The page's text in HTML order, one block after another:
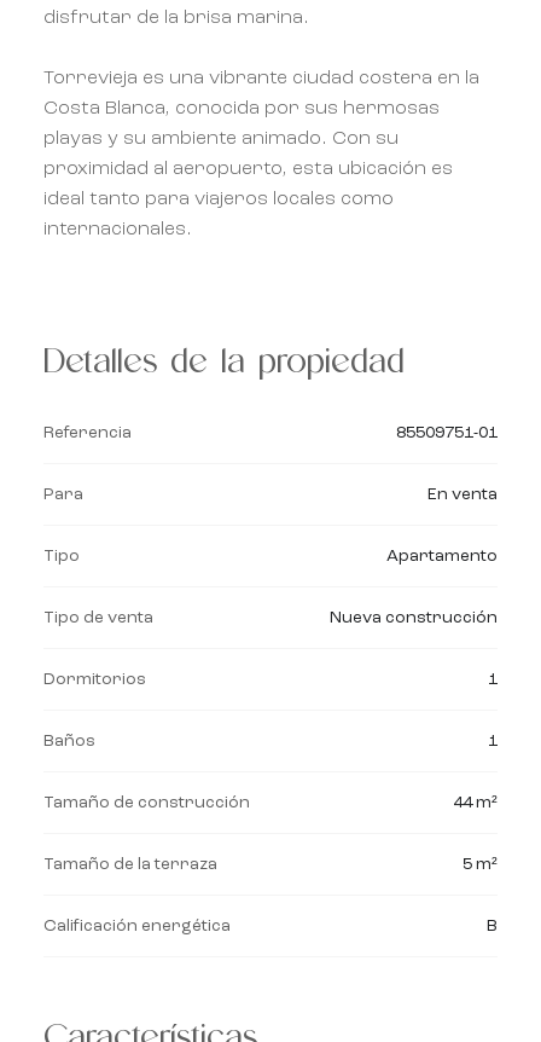
disfrutar de la brisa marina.
Torrevieja es una vibrante ciudad costera en la
Costa Blanca, conocida por sus hermosas
playas y su ambiente animado. Con su
proximidad al aeropuerto, esta ubicación es
ideal tanto para viajeros locales como
internacionales.
Detalles de la propiedad
Referencia 85509751-01
Para En venta
Tipo Apartamento
Tipo de venta Nueva construcción
Dormitorios 1
Baños 1
Tamaño de construcción 44 m²
Tamaño de la terraza 5 m²
Calificación energética B